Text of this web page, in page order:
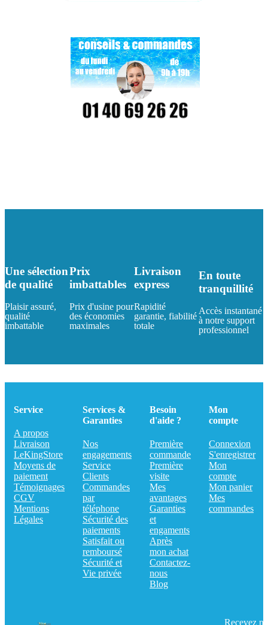
Une sélection
de qualité
Plaisir assuré,
qualité
imbattable
Prix
imbattables
Prix d'usine pour
des économies
maximales
Livraison
express
Rapidité
garantie, fiabilité
totale
En toute
tranquillité
Accès instantané
à notre support
professionnel
Service
A propos
Livraison
LeKingStore
Moyens de
paiement
Témoignages
CGV
Mentions
Légales
Services &
Garanties
Nos
engagements
Service
Clients
Commandes
par
téléphone
Sécurité des
paiements
Satisfait ou
remboursé
Sécurité et
Vie privée
Besoin
d'aide ?
Première
commande
Première
visite
Mes
avantages
Garanties
et
engaments
Après
mon achat
Contactez-
nous
Blog
Mon
compte
Connexion
S'enregistrer
Mon
compte
Mon panier
Mes
commandes
Recevez